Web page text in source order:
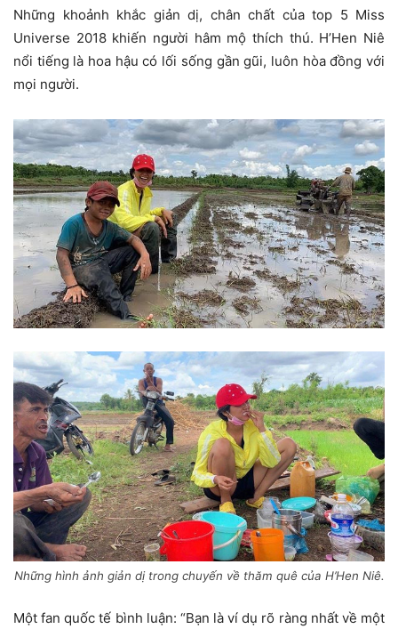
Những khoảnh khắc giản dị, chân chất của top 5 Miss
Universe 2018 khiến người hâm mộ thích thú. H’Hen Niê
nổi tiếng là hoa hậu có lối sống gần gũi, luôn hòa đồng với
mọi người.
Những hình ảnh giản dị trong chuyến về thăm quê của H’Hen Niê.
Một fan quốc tế bình luận: “Bạn là ví dụ rõ ràng nhất về một